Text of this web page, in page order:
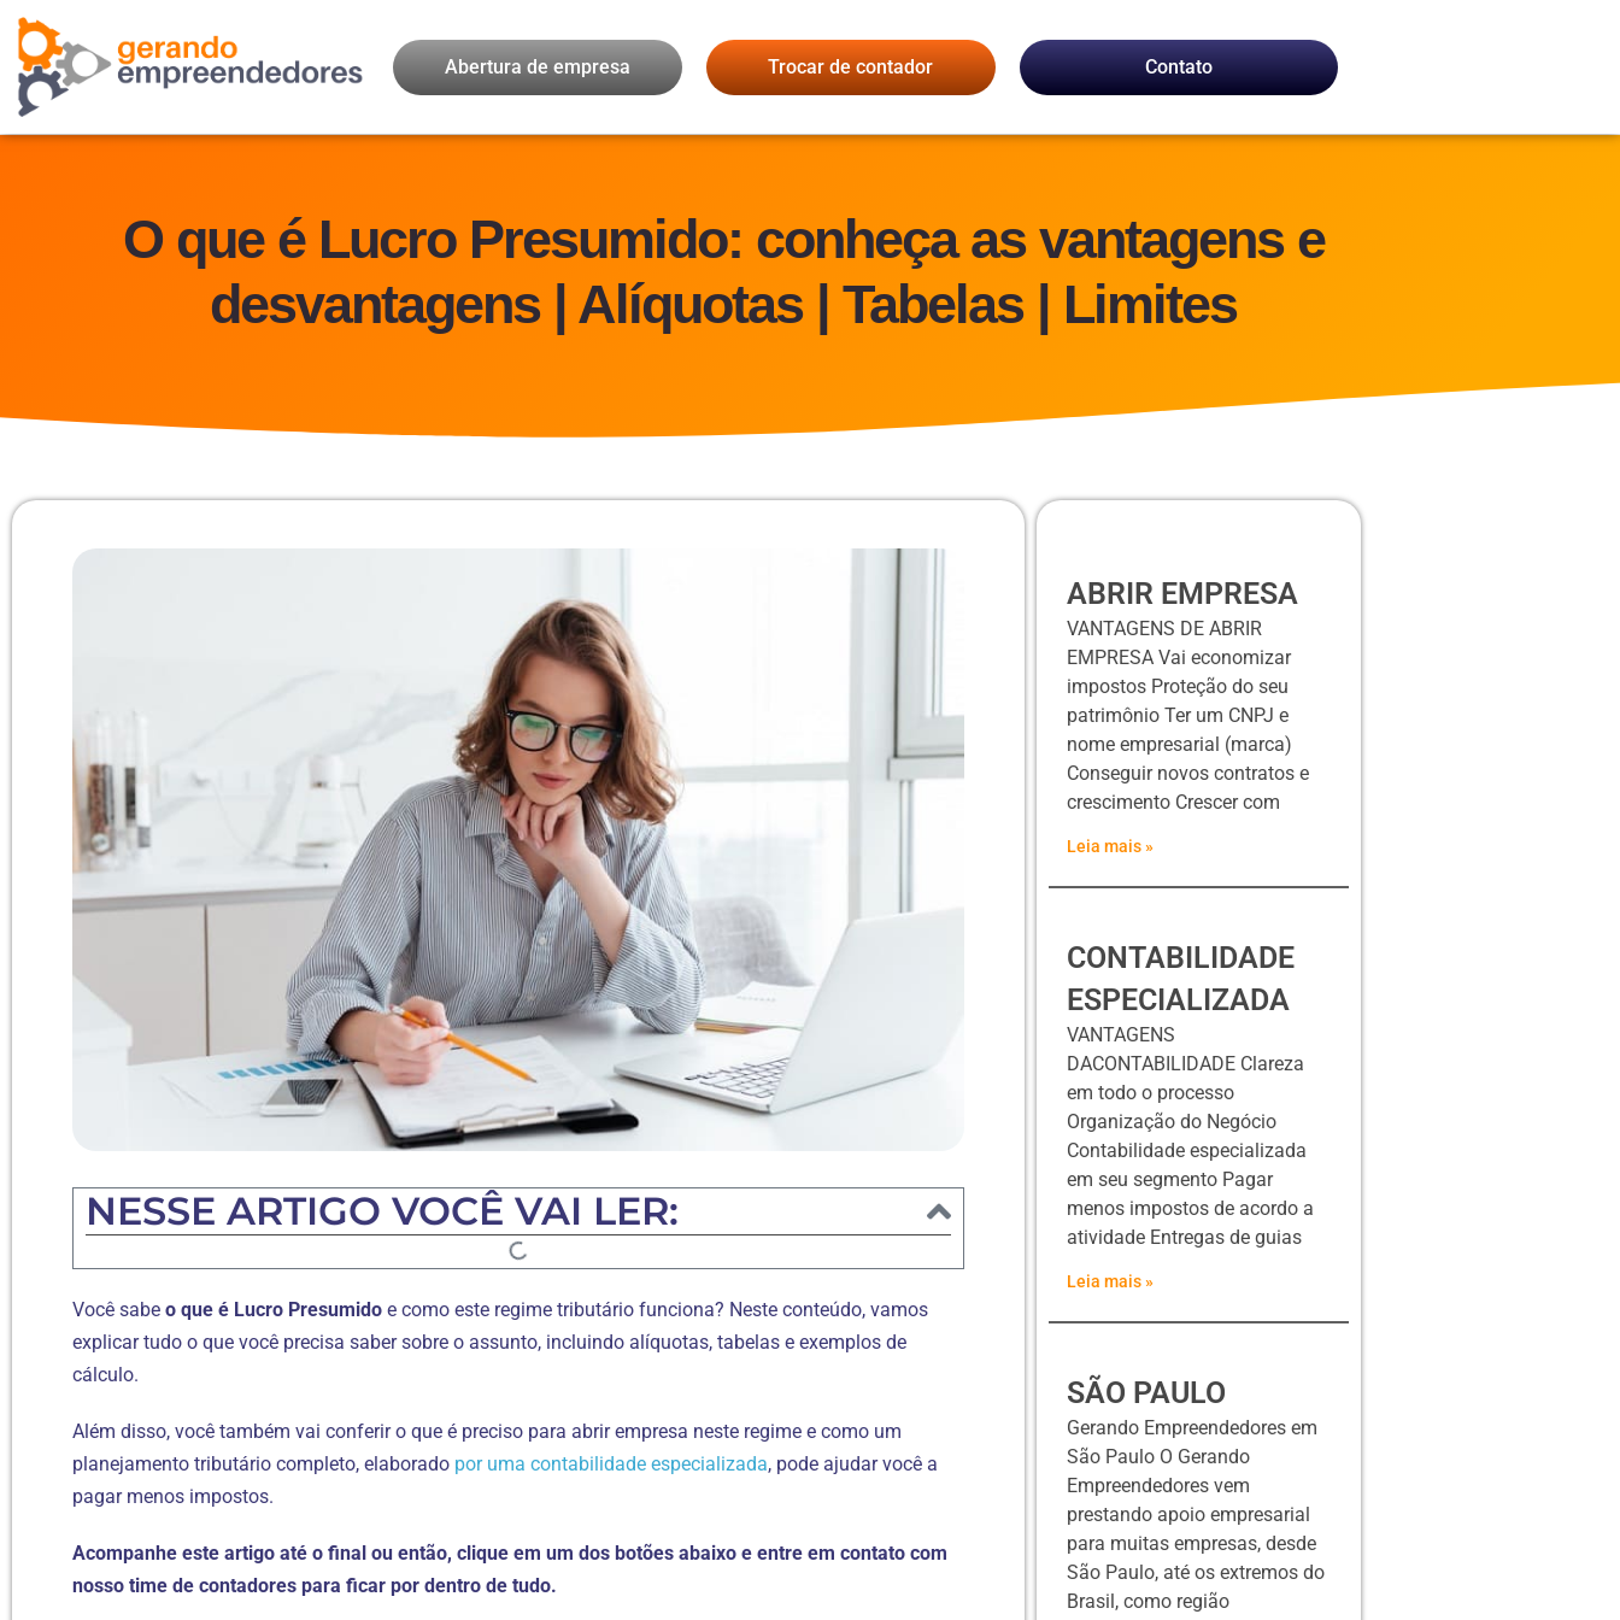
Abertura de empresa Trocar de contador Contato
O que é Lucro Presumido: conheça as vantagens e
desvantagens | Alíquotas | Tabelas | Limites
NESSE ARTIGO VOCÊ VAI LER:
Você sabe o que é Lucro Presumido e como este regime tributário funciona? Neste conteúdo, vamos
explicar tudo o que você precisa saber sobre o assunto, incluindo alíquotas, tabelas e exemplos de
cálculo.
Além disso, você também vai conferir o que é preciso para abrir empresa neste regime e como um
planejamento tributário completo, elaborado por uma contabilidade especializada, pode ajudar você a
pagar menos impostos.
Acompanhe este artigo até o final ou então, clique em um dos botões abaixo e entre em contato com
nosso time de contadores para ficar por dentro de tudo.
ABRIR EMPRESA
VANTAGENS DE ABRIR
EMPRESA Vai economizar
impostos Proteção do seu
patrimônio Ter um CNPJ e
nome empresarial (marca)
Conseguir novos contratos e
crescimento Crescer com
Leia mais »
CONTABILIDADE
ESPECIALIZADA
VANTAGENS
DACONTABILIDADE Clareza
em todo o processo
Organização do Negócio
Contabilidade especializada
em seu segmento Pagar
menos impostos de acordo a
atividade Entregas de guias
Leia mais »
SÃO PAULO
Gerando Empreendedores em
São Paulo O Gerando
Empreendedores vem
prestando apoio empresarial
para muitas empresas, desde
São Paulo, até os extremos do
Brasil, como região